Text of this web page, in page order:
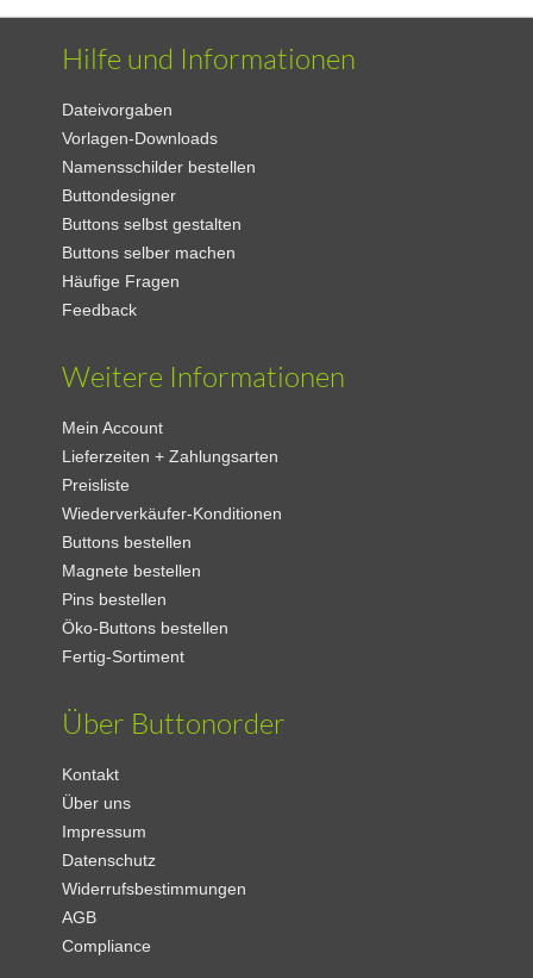
Hilfe und Informationen
Dateivorgaben
Vorlagen-Downloads
Namensschilder bestellen
Buttondesigner
Buttons selbst gestalten
Buttons selber machen
Häufige Fragen
Feedback
Weitere Informationen
Mein Account
Lieferzeiten + Zahlungsarten
Preisliste
Wiederverkäufer-Konditionen
Buttons bestellen
Magnete bestellen
Pins bestellen
Öko-Buttons bestellen
Fertig-Sortiment
Über Buttonorder
Kontakt
Über uns
Impressum
Datenschutz
Widerrufsbestimmungen
AGB
Compliance